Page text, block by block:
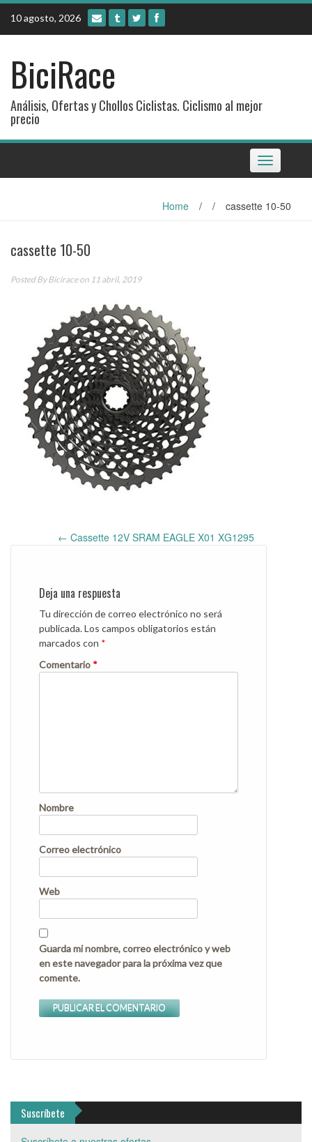
Skip
content
10 agosto, 2026
BiciRace
Análisis, Ofertas y Chollos Ciclistas. Ciclismo al mejor
precio
Toggle
navigation
Home / / cassette 10-50
cassette 10-50
Posted ByBiciraceon 11 abril, 2019
Post
← Cassette 12V SRAM EAGLE X01 XG1295
Deja una respuesta
Tu dirección de correo electrónico no será
publicada.Los campos obligatorios están
marcados con *
Comentario *
Nombre
Correo electrónico
Web
Guarda mi nombre, correo electrónico y web
en este navegador para la próxima vez que
comente.
Suscríbete